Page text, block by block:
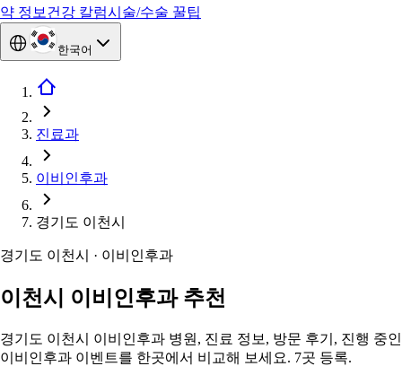
약 정보 건강 칼럼시술/수술 꿀팁
한국어
진료과
이비인후과
경기도 이천시
경기도 이천시 · 이비인후과
이천시 이비인후과 추천
경기도 이천시 이비인후과 병원, 진료 정보, 방문 후기, 진행 중인
이비인후과 이벤트를 한곳에서 비교해 보세요. 7곳 등록.